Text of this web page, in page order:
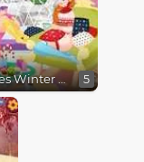
Princesses Winter Stories 5